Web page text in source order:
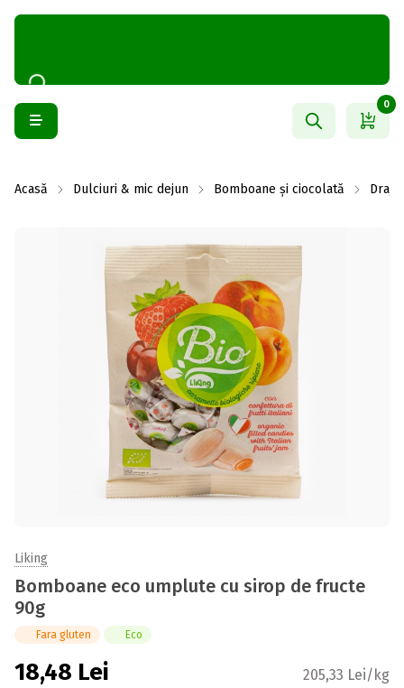
0
Acasă Dulciuri & mic dejun Bomboane și ciocolată
Liking
Bomboane eco umplute cu sirop de fructe
90g
Fara gluten Eco
18,48 Lei 205,33 Lei/kg